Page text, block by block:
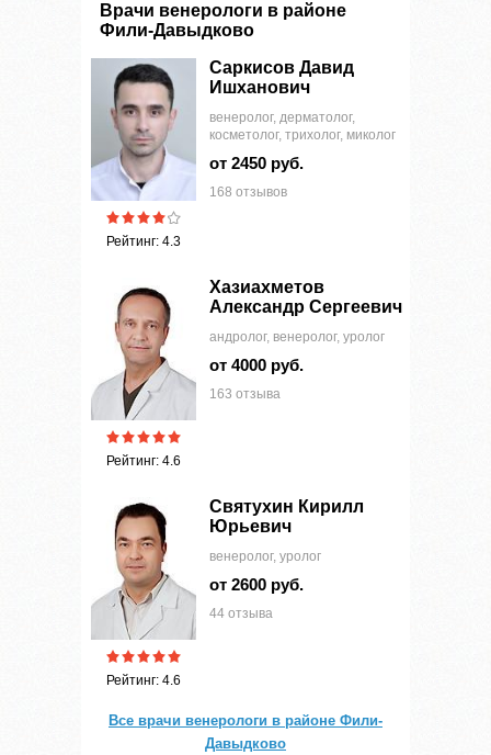
Врачи венерологи в районе
Фили-Давыдково
Рейтинг: 4.3
Саркисов Давид
Ишханович
венеролог, дерматолог,
косметолог, трихолог, миколог
от 2450 руб.
168 отзывов
Рейтинг: 4.6
Хазиахметов
Александр Сергеевич
андролог, венеролог, уролог
от 4000 руб.
163 отзыва
Рейтинг: 4.6
Святухин Кирилл
Юрьевич
венеролог, уролог
от 2600 руб.
44 отзыва
Все врачи венерологи в районе Фили-
Давыдково